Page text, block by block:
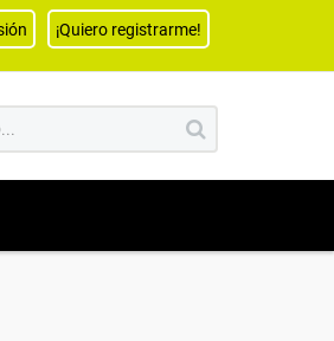
¡Quiero registrarme!